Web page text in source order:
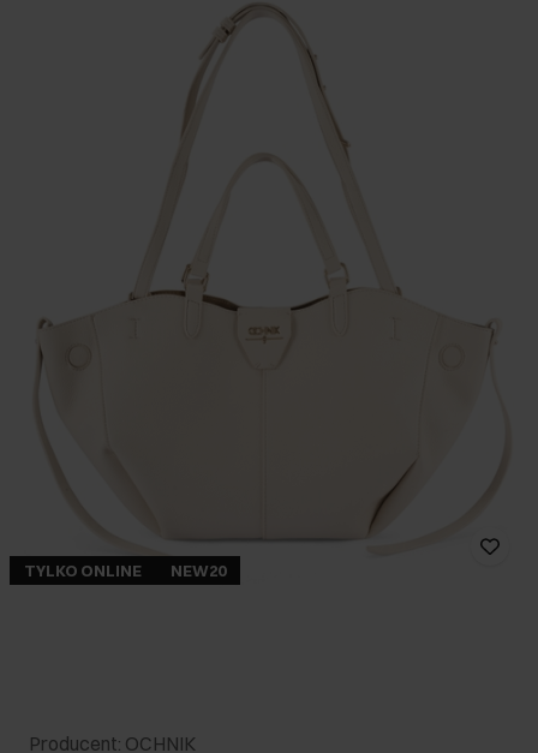
TYLKO ONLINE NEW20
Producent: OCHNIK